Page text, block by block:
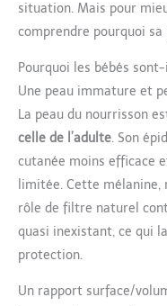
situation. Mais pour
comprendre pourquoi
Pourquoi les bébés
Une peau immature et
La peau du nourrisson
celle de l’adulte. Son
cutanée moins efficace
limitée. Cette mélanine,
rôle de filtre naturel
quasi inexistant, ce qui
protection.
Un rapport surface/